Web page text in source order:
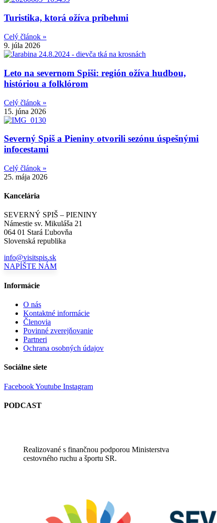
Turistika, ktorá ožíva príbehmi
Celý článok »
9. júla 2026
Leto na severnom Spiši: región ožíva hudbou,
históriou a folklórom
Celý článok »
15. júna 2026
Severný Spiš a Pieniny otvorili sezónu úspešnými
infocestami
Celý článok »
25. mája 2026
Kancelária
SEVERNÝ SPIŠ – PIENINY
Námestie sv. Mikuláša 21
064 01 Stará Ľubovňa
Slovenská republika
info@visitspis.sk
NAPÍŠTE NÁM
Informácie
O nás
Kontaktné informácie
Členovia
Povinné zverejňovanie
Partneri
Ochrana osobných údajov
Sociálne siete
FacebookYoutube Instagram
PODCAST
Realizované s finančnou podporou Ministerstva
cestovného ruchu a športu SR.